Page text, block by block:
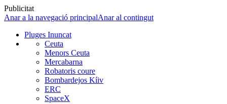
Publicitat
Anar a la navegació principalAnar al contingut
Pluges Inuncat
Ceuta
Menors Ceuta
Mercabarna
Robatoris coure
Bombardejos Kíiv
ERC
SpaceX